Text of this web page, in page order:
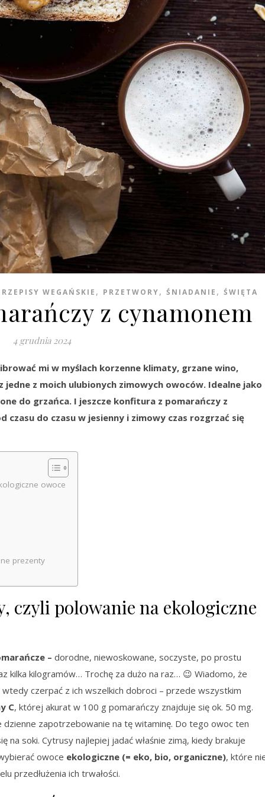
WEGAŃSKIE , PRZETWORY, ŚNIADANIE , ŚWIĘTA
z cynamonem
4 grudnia 2024
mi w myślach korzenne klimaty, grzane wino,
jedne z moich ulubionych zimowych owoców. Idealne jako
do grzańca. I jeszcze konfitura z pomarańczy z
czasu do czasu w jesienny i zimowy czas rozgrzać się
owoce
prezenty
czyli polowanie na ekologiczne
– dorodne, niewoskowane, soczyste, po prostu
kilka kilogramów… Trochę za dużo na raz… 😉 Wiadomo, że
czerpać z ich wszelkich dobroci – przede wszystkim
C, której akurat w 100 g pomarańczy znajduje się ok. 50 mg.
zapotrzebowanie na tę witaminę. Do tego owoc ten
na soki. Cytrusy najlepiej jadać właśnie zimą, kiedy brakuje
owoce ekologiczne (= eko, bio, organiczne), które
przedłużenia ich trwałości.